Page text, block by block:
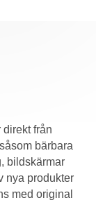
från
bärbara
bildskärmar
nya produkter
med original